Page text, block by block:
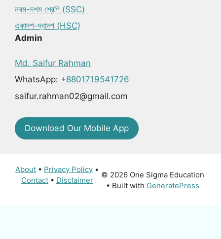
নবম-দশম শ্রেণি (SSC)
একাদশ-দ্বাদশ (HSC)
Admin
Md. Saifur Rahman
WhatsApp: +8801719541726
saifur.rahman02@gmail.com
Download Our Mobile App
About • Privacy Policy •
Contact• Disclaimer
© 2026 One Sigma Education
• Built with GeneratePress